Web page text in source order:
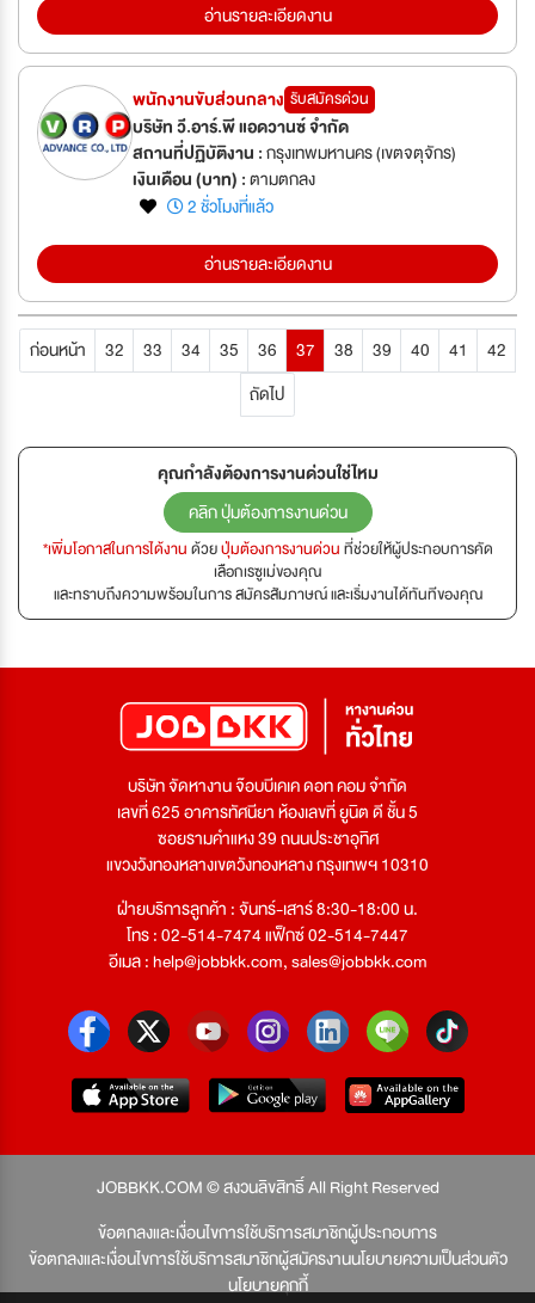
อ่านรายละเอียดงาน
พนักงานขับส่วนกลาง รับสมัครด่วน
บริษัท วี.อาร์.พี แอดวานซ์ จำกัด
สถานที่ปฏิบัติงาน :กรุงเทพมหานคร (เขตจตุจักร)
เงินเดือน (บาท) :ตามตกลง
2 ชั่วโมงที่แล้ว
อ่านรายละเอียดงาน
ก่อนหน้า 32 33 34 35 36 37 38 39 40 41
42
ถัดไป
คุณกำลังต้องการงานด่วนใช่ไหม
คลิก ปุ่มต้องการงานด่วน
*เพิ่มโอกาสในการได้งานด้วยปุ่มต้องการงานด่วนที่ช่วยให้ผู้ประกอบการคัด
เลือกเรซูเม่ของคุณ
และทราบถึงความพร้อมในการ สมัครสัมภาษณ์ และเริ่มงานได้ทันทีของคุณ
บริษัท จัดหางาน จ๊อบบีเคเค ดอท คอม จำกัด
เลขที่ 625 อาคารทัศนียา ห้องเลขที่ ยูนิต ดี ชั้น 5
ซอยรามคำแหง 39 ถนนประชาอุทิศ
แขวงวังทองหลางเขตวังทองหลาง กรุงเทพฯ 10310
ฝ่ายบริการลูกค้า : จันทร์-เสาร์ 8:30-18:00 น.
โทร : 02-514-7474 แฟ็กซ์ 02-514-7447
อีเมล :help@jobbkk.com,sales@jobbkk.com
JOBBKK.COM © สงวนลิขสิทธิ์ All Right Reserved
ข้อตกลงและเงื่อนไขการใช้บริการสมาชิกผู้ประกอบการ
ข้อตกลงและเงื่อนไขการใช้บริการสมาชิกผู้สมัครงานนโยบายความเป็นส่วนตัว
นโยบายคุกกี้